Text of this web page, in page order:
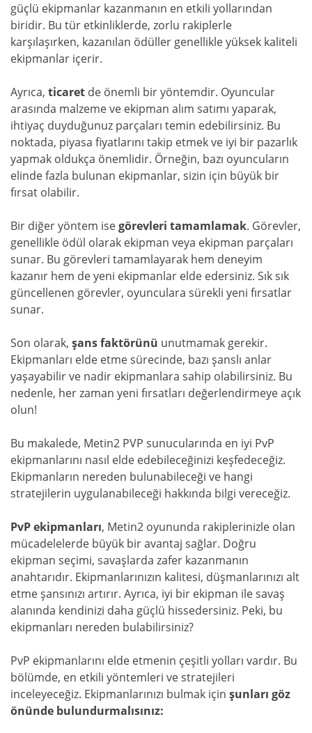
güçlü ekipmanlar kazanmanın en etkili yollarından
biridir. Bu tür etkinliklerde, zorlu rakiplerle
karşılaşırken, kazanılan ödüller genellikle yüksek kaliteli
ekipmanlar içerir.
Ayrıca, ticaret de önemli bir yöntemdir. Oyuncular
arasında malzeme ve ekipman alım satımı yaparak,
ihtiyaç duyduğunuz parçaları temin edebilirsiniz. Bu
noktada, piyasa fiyatlarını takip etmek ve iyi bir pazarlık
yapmak oldukça önemlidir. Örneğin, bazı oyuncuların
elinde fazla bulunan ekipmanlar, sizin için büyük bir
fırsat olabilir.
Bir diğer yöntem isegörevleri tamamlamak. Görevler,
genellikle ödül olarak ekipman veya ekipman parçaları
sunar. Bu görevleri tamamlayarak hem deneyim
kazanır hem de yeni ekipmanlar elde edersiniz. Sık sık
güncellenen görevler, oyunculara sürekli yeni fırsatlar
sunar.
Son olarak, şans faktörünü unutmamak gerekir.
Ekipmanları elde etme sürecinde, bazı şanslı anlar
yaşayabilir ve nadir ekipmanlara sahip olabilirsiniz. Bu
nedenle, her zaman yeni fırsatları değerlendirmeye açık
olun!
Bu makalede, Metin2 PVP sunucularında en iyi PvP
ekipmanlarını nasıl elde edebileceğinizi keşfedeceğiz.
Ekipmanların nereden bulunabileceği ve hangi
stratejilerin uygulanabileceği hakkında bilgi vereceğiz.
PvP ekipmanları, Metin2 oyununda rakiplerinizle olan
mücadelelerde büyük bir avantaj sağlar. Doğru
ekipman seçimi, savaşlarda zafer kazanmanın
anahtarıdır. Ekipmanlarınızın kalitesi, düşmanlarınızı alt
etme şansınızı artırır. Ayrıca, iyi bir ekipman ile savaş
alanında kendinizi daha güçlü hissedersiniz. Peki, bu
ekipmanları nereden bulabilirsiniz?
PvP ekipmanlarını elde etmenin çeşitli yolları vardır. Bu
bölümde, en etkili yöntemleri ve stratejileri
inceleyeceğiz. Ekipmanlarınızı bulmak için şunları göz
önünde bulundurmalısınız: